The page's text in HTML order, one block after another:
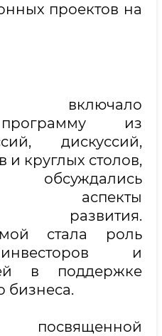
проектов на
включало
из
дискуссий,
и круглых столов,
аспекты
развития.
стала роль
и
в поддержке
бизнеса.